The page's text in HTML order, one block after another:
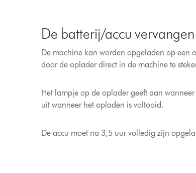
De batterij/accu vervangen
De machine kan worden opgeladen op een
door de oplader direct in de machine te
Het lampje op de oplader geeft aan
uit wanneer het opladen is voltooid.
De accu moet na 3,5 uur volledig zijn